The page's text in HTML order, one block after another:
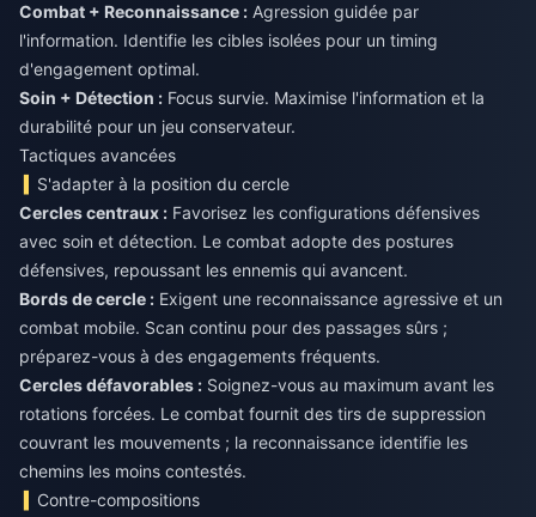
Combat + Reconnaissance : Agression guidée par
l'information. Identifie les cibles isolées pour un timing
Soin + Détection : Focus survie. Maximise l'information et la
durabilité pour un jeu conservateur.
Tactiques avancées
S'adapter à la position du cercle
Cercles centraux : Favorisez les configurations défensives
avec soin et détection. Le combat adopte des postures
Bords de cercle : Exigent une reconnaissance agressive et un
combat mobile. Scan continu pour des passages sûrs ;
Cercles défavorables : Soignez-vous au maximum avant les
rotations forcées. Le combat fournit des tirs de suppression
couvrant les mouvements ; la reconnaissance identifie les
chemins les moins contestés.
Contre-compositions